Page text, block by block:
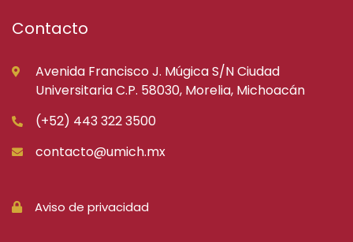
Contacto
Avenida Francisco J. Múgica S/N Ciudad
Universitaria C.P. 58030, Morelia, Michoacán
(+52) 443 322 3500
contacto@umich.mx
Aviso de privacidad